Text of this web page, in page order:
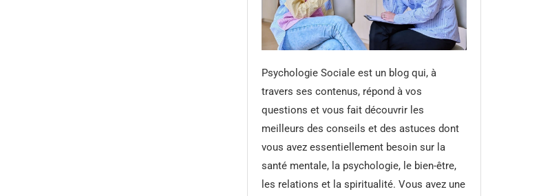
Psychologie Sociale est un blog qui, à
travers ses contenus, répond à vos
questions et vous fait découvrir les
meilleurs des conseils et des astuces dont
vous avez essentiellement besoin sur la
santé mentale, la psychologie, le bien-être,
les relations et la spiritualité. Vous avez une